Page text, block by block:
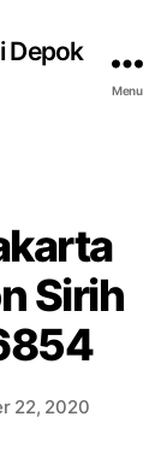
Depok
Menu
Sirih
22, 2020